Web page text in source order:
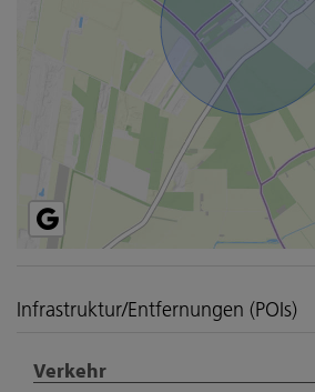
Infrastruktur/Entfernungen (POIs)
Verkehr